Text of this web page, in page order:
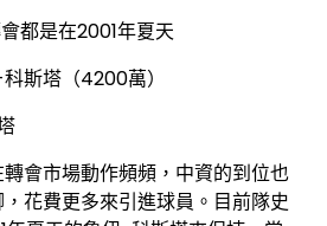
都是在2001年夏天
塔（4200萬）
市場動作頻頻，中資的到位也
花費更多來引進球員。目前隊史